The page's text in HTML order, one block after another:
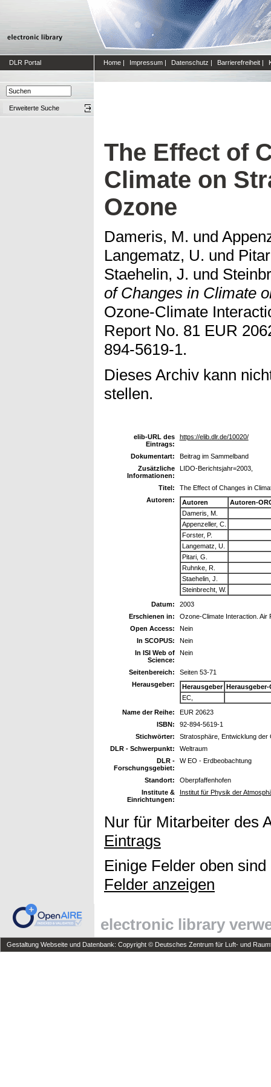
DLR Portal Home | Impressum | Datenschutz | Barrierefreiheit |
Erweiterte Suche
The Effect of
Climate on
Ozone
Dameris, M. und
Langematz, U. und
Staehelin, J. und
of Changes in Climate
Ozone-Climate
Report No. 81 EUR
894-5619-1.
Dieses Archiv kann
stellen.
elib-URL des
Eintrags:
https://elib.dlr.de/10020/
Dokumentart:
Beitrag im Sammelband
Zusätzliche
Informationen:
LIDO-Berichtsjahr=2003,
Titel:
The Effect of Changes in
Autoren:
Autoren
Autoren-
Dameris, M.
Appenzeller, C.
Forster, P.
Langematz, U.
Pitari, G.
Ruhnke, R.
Staehelin, J.
Steinbrecht, W.
Datum:
2003
Erschienen in:
Ozone-Climate Interaction. Air
Open Access:
Nein
In SCOPUS:
Nein
In ISI Web of
Science:
Nein
Seitenbereich:
Seiten 53-71
Herausgeber:
Herausgeber Herausgeber-
EC,
Name der Reihe:
EUR 20623
ISBN:
92-894-5619-1
Stichwörter:
Stratosphäre, Entwicklung der
DLR - Schwerpunkt:
Weltraum
DLR -
Forschungsgebiet:
W EO - Erdbeobachtung
Standort:
Oberpfaffenhofen
Institute &
Einrichtungen:
Institut für Physik der
Nur für Mitarbeiter des
Eintrags
Einige Felder oben
Felder anzeigen
electronic library
Gestaltung Webseite und Datenbank: Copyright © Deutsches Zentrum für Luft- und